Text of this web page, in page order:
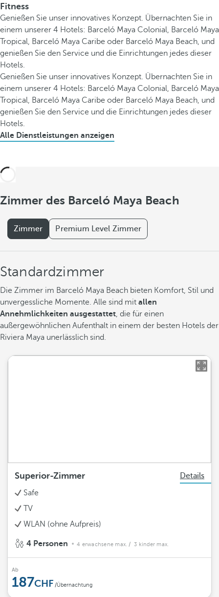
Fitness
Genießen Sie unser innovatives Konzept. Übernachten Sie in
einem unserer 4 Hotels: Barceló Maya Colonial, Barceló Maya
Tropical, Barceló Maya Caribe oder Barceló Maya Beach, und
genießen Sie den Service und die Einrichtungen jedes dieser
Hotels.
Genießen Sie unser innovatives Konzept. Übernachten Sie in
einem unserer 4 Hotels: Barceló Maya Colonial, Barceló Maya
Tropical, Barceló Maya Caribe oder Barceló Maya Beach, und
genießen Sie den Service und die Einrichtungen jedes dieser
Hotels.
Alle Dienstleistungen anzeigen
Zimmer des Barceló Maya Beach
Zimmer Premium Level Zimmer
Standardzimmer
Die Zimmer im Barceló Maya Beach bieten Komfort, Stil und
unvergessliche Momente. Alle sind mit allen
Annehmlichkeiten ausgestattet, die für einen
außergewöhnlichen Aufenthalt in einem der besten Hotels der
Riviera Maya unerlässlich sind.
Superior-Zimmer
Details
Safe
TV
WLAN (ohne Aufpreis)
4 Personen 4 erwachsene max. / 3 kinder max.
Ab
187 /Übernachtung